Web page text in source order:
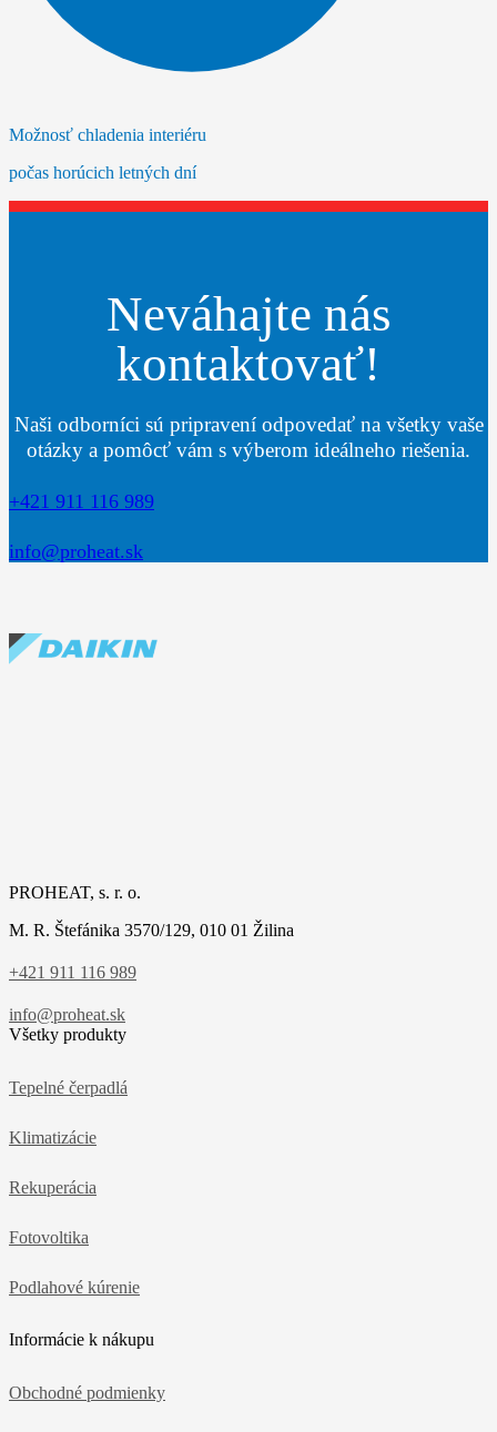
Možnosť chladenia interiéru
počas horúcich letných dní
Neváhajte nás
kontaktovať!
Naši odborníci sú pripravení odpovedať na všetky vaše
otázky a pomôcť vám s výberom ideálneho riešenia.
+421 911 116 989
info@proheat.sk
PROHEAT, s. r. o.
M. R. Štefánika 3570/129, 010 01 Žilina
+421 911 116 989
info@proheat.sk
Všetky produkty
Tepelné čerpadlá
Klimatizácie
Rekuperácia
Fotovoltika
Podlahové kúrenie
Informácie k nákupu
Obchodné podmienky